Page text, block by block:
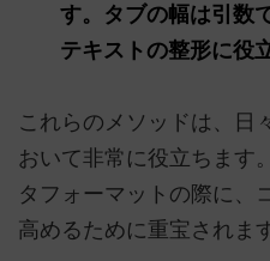
す。タブの幅は引数
テキストの整形に役
これらのメソッドは、日
おいて非常に役立ちます
タフォーマットの際に、
高めるために重宝されま